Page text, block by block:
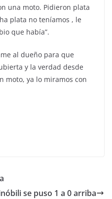
una moto. Pidieron plata
plata no teníamos , le
que había”.
al dueño para que
y la verdad desde
moto, ya lo miramos con
se puso 1 a 0 arriba